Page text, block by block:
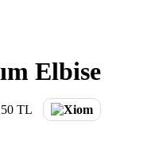
Elbise
TL